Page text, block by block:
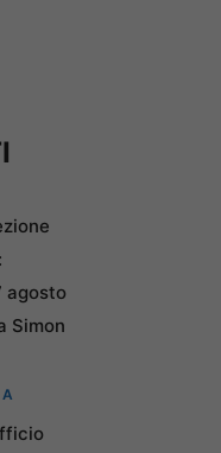
agosto
Simon